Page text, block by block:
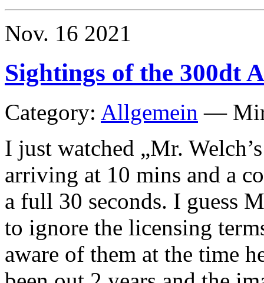
Nov. 16 2021
Sightings of the 300dt
Category: Allgemein —
I just watched „Mr.
arriving at 10 mins and a
a full 30 seconds. I guess
to ignore the licensing
aware of them at the time